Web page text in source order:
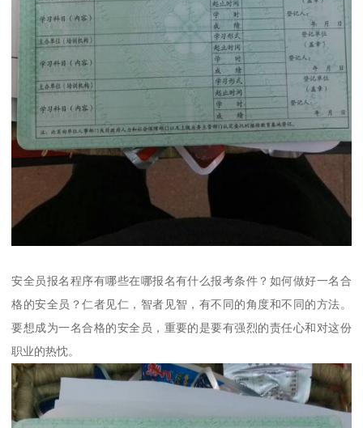
安全员报名程序有哪些在哪报名有什么报考条件？如何做好一名合
格的安全员？仁者见仁，智者见智，有不同的角度和不同的方法。
要想成为一名合格的安全员，重要的是要有强烈的责任心和对这份
职业的热忱。